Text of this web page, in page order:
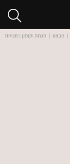
| מבצע | הנחה וקופון בחנויות